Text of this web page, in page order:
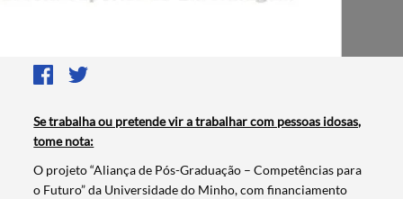
Se trabalha ou pretende vir a trabalhar com pessoas idosas,
tome nota:
O projeto “Aliança de Pós-Graduação – Competências para
o Futuro” da Universidade do Minho, com financiamento